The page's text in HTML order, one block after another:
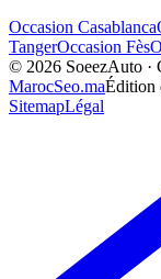
Occasion Casablanca
TangerOccasion Fès
© 2026 SoeezAuto ·
MarocSeo.maÉdition
SitemapLégal